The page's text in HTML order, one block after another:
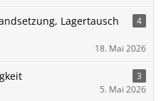
Lagertausch
4
18. Mai 2026
3
5. Mai 2026